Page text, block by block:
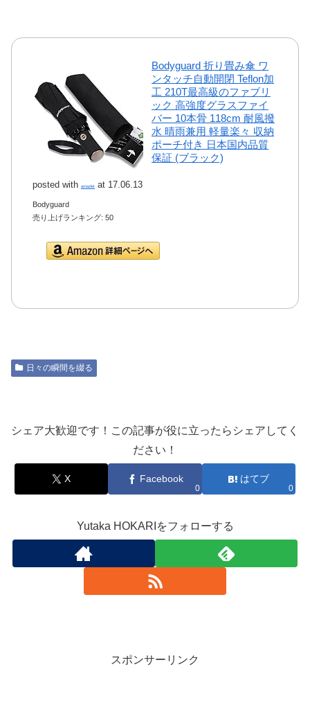
Bodyguard 折り畳み傘 ワ
ンタッチ自動開閉 Teflon加
工 210T最高級のファブリ
ック 高強度グラスファイ
バー 10本骨 118cm 耐風撥
水 晴雨兼用 軽量楽々 収納
ポーチ付き 日本国内品質
保証 (ブラック)
posted with amazlet at 17.06.13
Bodyguard
売り上げランキング: 50
日々の瞬間を綴る
シェア大歓迎です！この記事が役に立ったらシェアしてく
ださい！
X Facebook
0
はてブ
0
Yutaka HOKARIをフォローする
スポンサーリンク